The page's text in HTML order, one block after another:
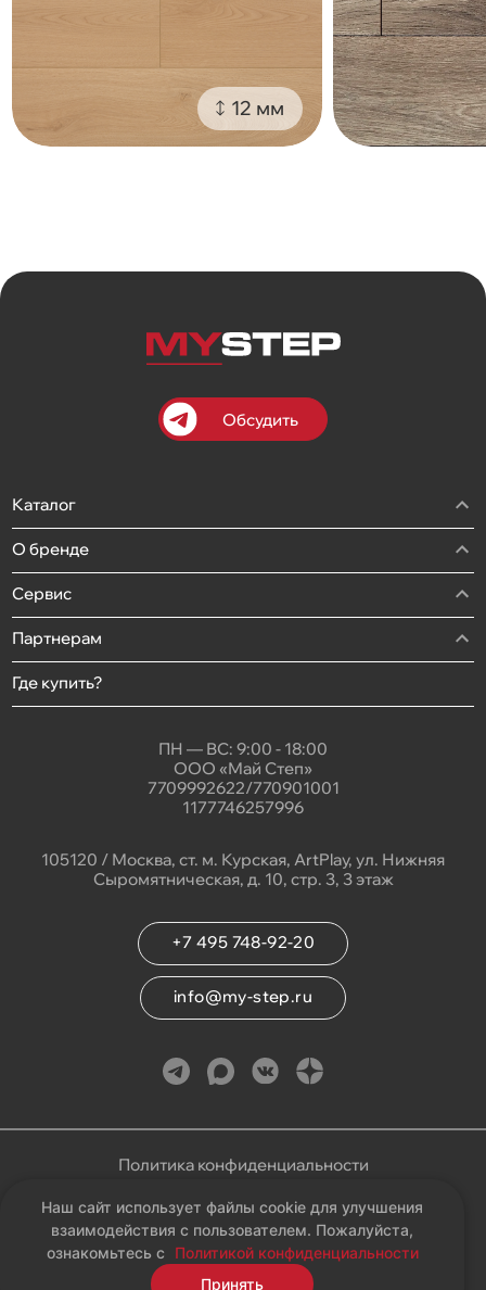
12 мм
Обсудить
Каталог
О бренде
Сервис
Партнерам
Где купить?
ПН — ВС: 9:00 - 18:00
ООО «Май Степ»
7709992622/770901001
1177746257996
105120 / Москва, ст. м. Курская, ArtPlay, ул. Нижняя
Сыромятническая, д. 10, стр. 3, 3 этаж
+7 495 748-92-20
info@my-step.ru
Политика конфиденциальности
Соглашение на обработку персональных данных
Карта сайта
Наш сайт использует файлы cookie для улучшения
взаимодействия с пользователем. Пожалуйста,
ознакомьтесь с
Политикой конфиденциальности
Принять